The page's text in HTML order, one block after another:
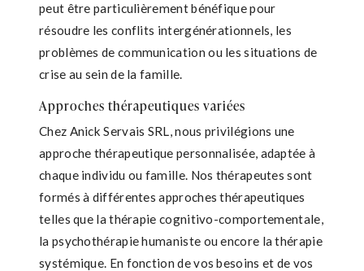
peut être particulièrement bénéfique pour
résoudre les conflits intergénérationnels, les
problèmes de communication ou les situations de
crise au sein de la famille.
Approches thérapeutiques variées
Chez Anick Servais SRL, nous privilégions une
approche thérapeutique personnalisée, adaptée à
chaque individu ou famille. Nos thérapeutes sont
formés à différentes approches thérapeutiques
telles que la thérapie cognitivo-comportementale,
la psychothérapie humaniste ou encore la thérapie
systémique. En fonction de vos besoins et de vos